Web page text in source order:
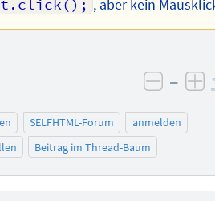
, aber kein
–
SELFHTML-Forum
anmelden
Beitrag im Thread-Baum